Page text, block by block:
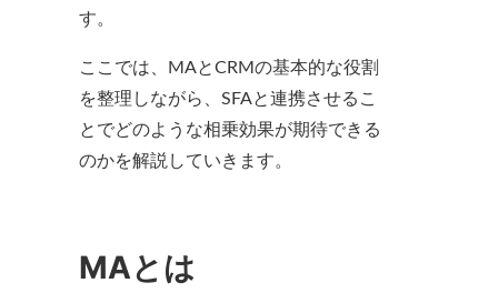
す。
ここでは、MAとCRMの基本的な役割
を整理しながら、SFAと連携させるこ
とでどのような相乗効果が期待できる
のかを解説していきます。
MAとは